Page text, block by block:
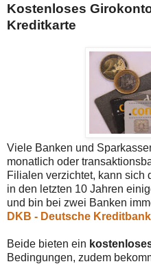
Kostenloses
Kreditkarte
Viele Banken und
monatlich oder
Filialen verzichtet, kann sich
in den letzten 10 Jahren
und bin bei zwei Banken
DKB - Deutsche
Beide bieten ein
Bedingungen, zudem